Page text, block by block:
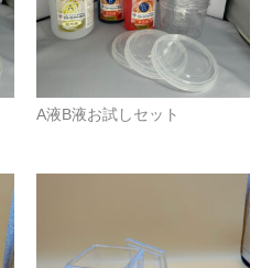
A液B液お試しセット